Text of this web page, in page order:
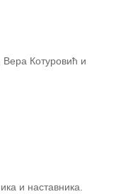
Котуровић и
и наставника.